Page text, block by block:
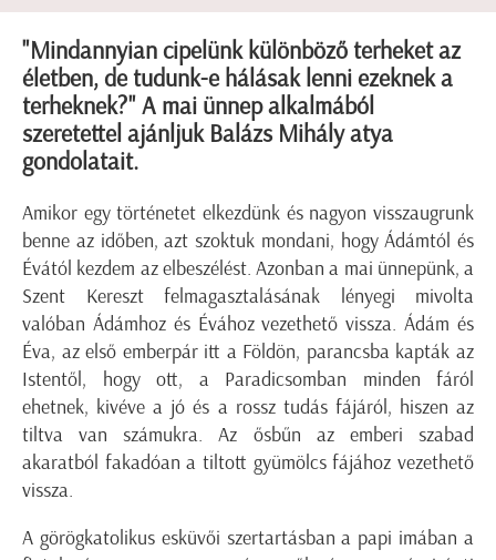
"Mindannyian cipelünk különböző terheket az
életben, de tudunk-e hálásak lenni ezeknek a
terheknek?" A mai ünnep alkalmából
szeretettel ajánljuk Balázs Mihály atya
gondolatait.
Amikor egy történetet elkezdünk és nagyon visszaugrunk
benne az időben, azt szoktuk mondani, hogy Ádámtól és
Évától kezdem az elbeszélést. Azonban a mai ünnepünk, a
Szent Kereszt felmagasztalásának lényegi mivolta
valóban Ádámhoz és Évához vezethető vissza. Ádám és
Éva, az első emberpár itt a Földön, parancsba kapták az
Istentől, hogy ott, a Paradicsomban minden fáról
ehetnek, kivéve a jó és a rossz tudás fájáról, hiszen az
tiltva van számukra. Az ősbűn az emberi szabad
akaratból fakadóan a tiltott gyümölcs fájához vezethető
vissza.
A görögkatolikus esküvői szertartásban a papi imában a